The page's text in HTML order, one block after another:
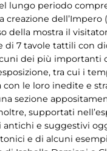
lungo periodo
creazione dell’Impero
della mostra il
di 7 tavole tattili con
dei più importanti
tra cui i
con le loro inedite e
sezione
supportati
e suggestivi
e di alcuni